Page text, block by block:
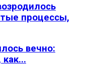
процессы,
вечно: